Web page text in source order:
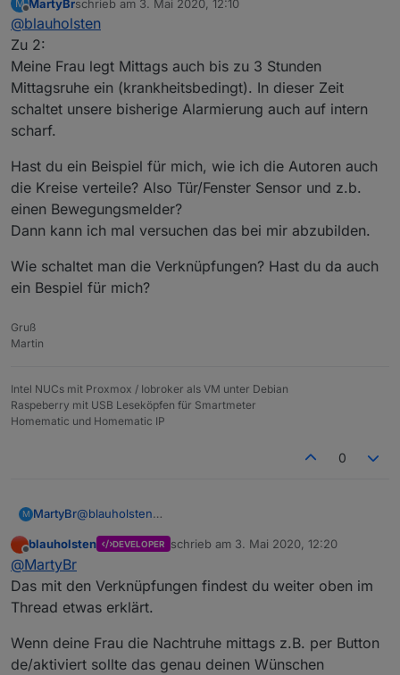
zu 2.
Warum möchte man Tagsüber bei Anwesenheit
auch Warnungen bekommen?
M
Offline
MartyBrschrieb am 3. Mai 2020, 12:10
zuletzt editiert von
@blauholsten
Zu 2:
Meine Frau legt Mittags auch bis zu 3 Stunden
Mittagsruhe ein (krankheitsbedingt). In dieser Zeit
schaltet unsere bisherige Alarmierung auch auf intern
scharf.
Hast du ein Beispiel für mich, wie ich die Autoren auch
die Kreise verteile? Also Tür/Fenster Sensor und z.b.
einen Bewegungsmelder?
Dann kann ich mal versuchen das bei mir abzubilden.
Wie schaltet man die Verknüpfungen? Hast du da auch
ein Bespiel für mich?
Gruß
Martin
Intel NUCs mit Proxmox / Iobroker als VM unter Debian
Raspeberry mit USB Leseköpfen für Smartmeter
Homematic und Homematic IP
0
M MartyBr@blauholsten
Meine Frau legt Mittags auch bis zu 3 Stunden
schaltet unsere bisherige Alarmierung auch auf intern
Hast du ein Beispiel für mich, wie ich die Autoren
z.b. einen Bewegungsmelder?
Dann kann ich mal versuchen das bei mir abzubilden.
Wie schaltet man die Verknüpfungen? Hast du da
auch ein Bespiel für mich?
Offline
blauholsten DEVELOPER schrieb am 3. Mai 2020, 12:20
zuletzt editiert von
@MartyBr
Das mit den Verknüpfungen findest du weiter oben im
Thread etwas erklärt.
Wenn deine Frau die Nachtruhe mittags z.B. per Button
de/aktiviert sollte das genau deinen Wünschen